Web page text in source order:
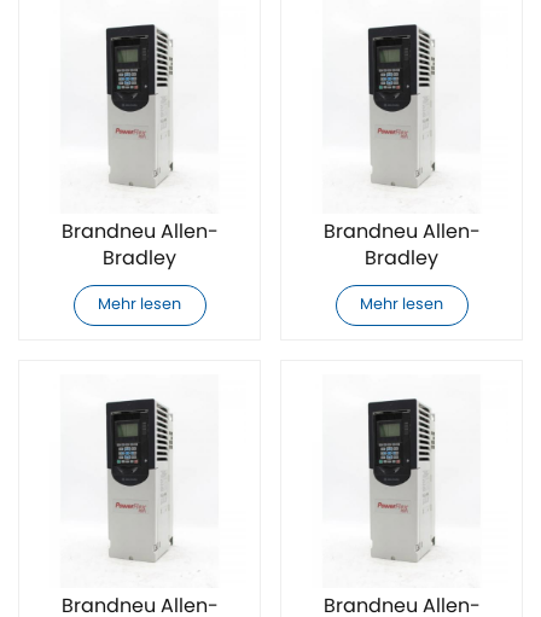
Brandneu Allen-
Bradley
20F11GC085AA0NNNNN
AC-
Mehr lesen
Brandneu Allen-
Bradley
20F11GC085JA0NNNNN
AC-
Mehr lesen
Brandneu Allen-
Brandneu Allen-